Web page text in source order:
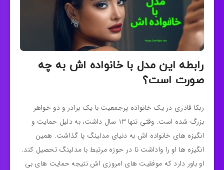
رابطه این مدل با خانواده اش به چه
صورت است؟
ربکا قادری در یک خانواده پرجمعیت با یک برادر و دو خواهر
بزرگ شده است. وقتی تنها ۱۳ سال داشت، به دلیل حمایت و
انگیزه‌ های خانواده اش به دنیای مدلینگ پا گذاشت. همین
انگیزه‌ ها او را واداشت تا در حوزه‌ مرتبط با مدلینگ تحصیل کند.
او باور دارد که موفقیت‌ های امروزی‌ اش نتیجه‌ حمایت‌ های بی‌